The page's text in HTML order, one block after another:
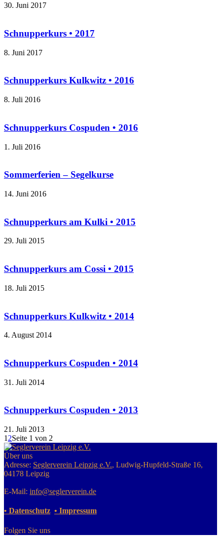
30. Juni 2017
Schnupperkurs • 2017
8. Juni 2017
Schnupperkurs Kulkwitz • 2016
8. Juli 2016
Schnupperkurs Cospuden • 2016
1. Juli 2016
Sommerferien – Segelkurse
14. Juni 2016
Schnupperkurs am Kulki • 2015
29. Juli 2015
Schnupperkurs am Cossi • 2015
18. Juli 2015
Schnupperkurs Kulkwitz • 2014
4. August 2014
Schnupperkurs Cospuden • 2014
31. Juli 2014
Schnupperkurs Cospuden • 2013
21. Juli 2013
1 2Seite 1 von 2
Über uns
Adresse: Seglerverein Leipzig e.V., Ludwig-Hupfeld-Straße 16,
04178 Leipzig
E-Mail: info@seglerverein.de
• Datenschutz • Impressum
Folgen Sie uns